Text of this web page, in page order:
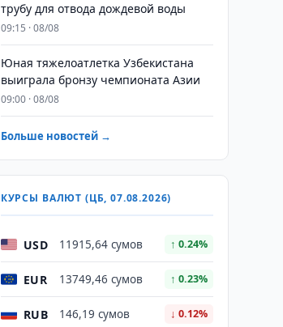
трубу для отвода дождевой воды
09:15 · 08/08
Юная тяжелоатлетка Узбекистана
выиграла бронзу чемпионата Азии
09:00 · 08/08
Больше новостей →
КУРСЫ ВАЛЮТ (ЦБ, 07.08.2026)
USD 11915,64 сумов ↑ 0.24%
EUR 13749,46 сумов ↑ 0.23%
RUB 146,19 сумов ↓ 0.12%